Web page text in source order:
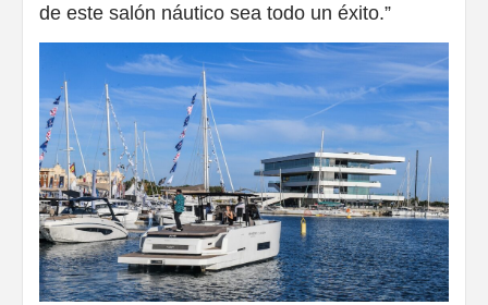
de este salón náutico sea todo un éxito.”